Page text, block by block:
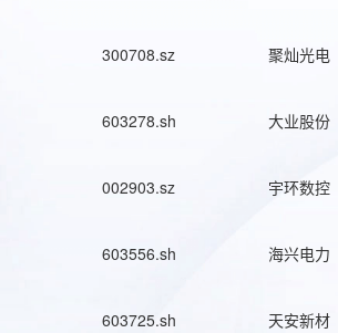
300708.sz 聚灿光电
603278.sh 大业股份
002903.sz 宇环数控
603556.sh 海兴电力
603725.sh 天安新材